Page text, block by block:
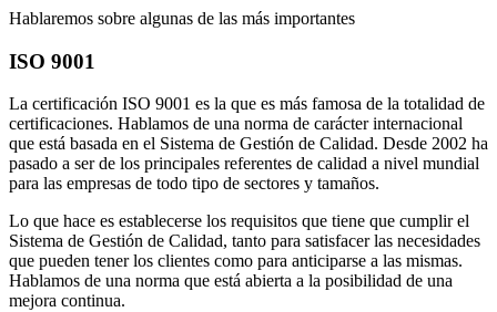
Hablaremos sobre algunas de las más importantes
ISO 9001
La certificación ISO 9001 es la que es más famosa de la totalidad de
certificaciones. Hablamos de una norma de carácter internacional
que está basada en el Sistema de Gestión de Calidad. Desde 2002 ha
pasado a ser de los principales referentes de calidad a nivel mundial
para las empresas de todo tipo de sectores y tamaños.
Lo que hace es establecerse los requisitos que tiene que cumplir el
Sistema de Gestión de Calidad, tanto para satisfacer las necesidades
que pueden tener los clientes como para anticiparse a las mismas.
Hablamos de una norma que está abierta a la posibilidad de una
mejora continua.